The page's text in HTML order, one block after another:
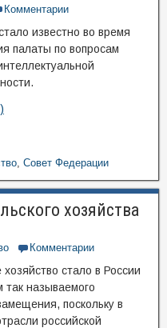
Комментарии
известно во время
палаты по вопросам
, Совет Федерации
хозяйства
Комментарии
хозяйство стало в России
так называемого
поскольку в
российской